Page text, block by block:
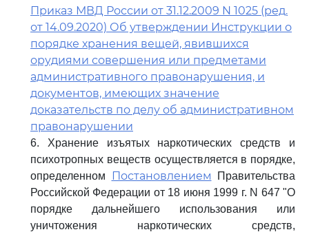
Приказ МВД России от 31.12.2009 N 1025 (ред.
от 14.09.2020) Об утверждении Инструкции о
порядке хранения вещей, явившихся
орудиями совершения или предметами
административного правонарушения, и
документов, имеющих значение
доказательств по делу об административном
правонарушении
6. Хранение изъятых наркотических средств и
психотропных веществ осуществляется в порядке,
определенном
Постановлением Правительства
Российской Федерации от 18 июня 1999 г. N 647 "О
порядке дальнейшего использования или
уничтожения наркотических средств,